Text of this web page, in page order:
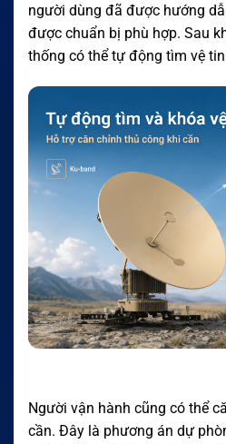
người dùng đã được hướng
được chuẩn bị phù hợp. Sau
thống có thể tự động tìm vệ
Người vận hành cũng có thể
cần. Đây là phương án dự